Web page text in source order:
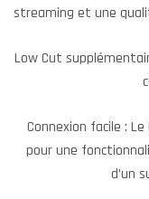
streaming et une
Low Cut
Connexion facile :
pour une
d’un